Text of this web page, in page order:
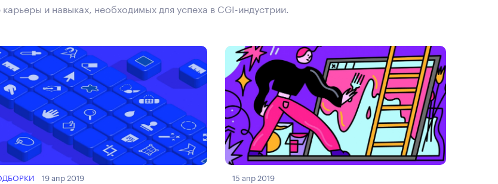
и навыках, необходимых для успеха в CGI-индустрии.
19 апр 2019 15 апр 2019